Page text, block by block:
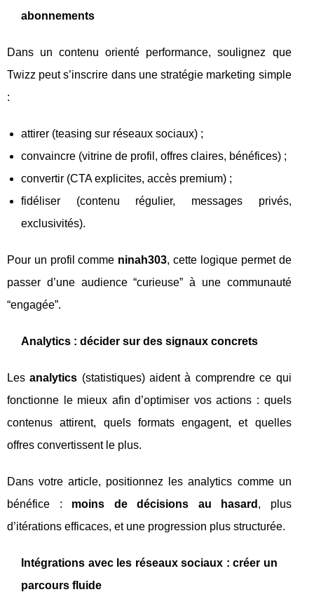
abonnements
Dans un contenu orienté performance, soulignez que
Twizz peut s’inscrire dans une stratégie marketing simple
:
attirer (teasing sur réseaux sociaux) ;
convaincre (vitrine de profil, offres claires, bénéfices) ;
convertir (CTA explicites, accès premium) ;
fidéliser (contenu régulier, messages privés,
exclusivités).
Pour un profil comme ninah303, cette logique permet de
passer d’une audience “curieuse” à une communauté
“engagée”.
Analytics : décider sur des signaux concrets
Lesanalytics (statistiques) aident à comprendre ce qui
fonctionne le mieux afin d’optimiser vos actions : quels
contenus attirent, quels formats engagent, et quelles
offres convertissent le plus.
Dans votre article, positionnez les analytics comme un
bénéfice : moins de décisions au hasard , plus
d’itérations efficaces, et une progression plus structurée.
Intégrations avec les réseaux sociaux : créer un
parcours fluide